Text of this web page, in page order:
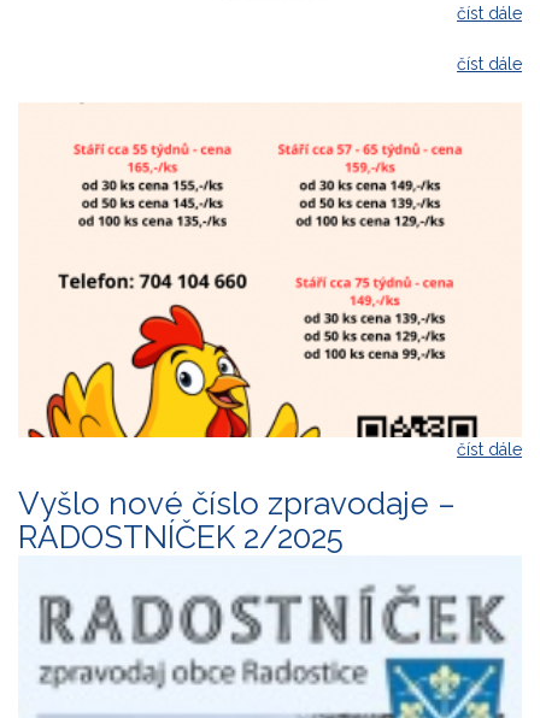
číst dále
číst dále
číst dále
Vyšlo nové číslo zpravodaje –
RADOSTNÍČEK 2/2025